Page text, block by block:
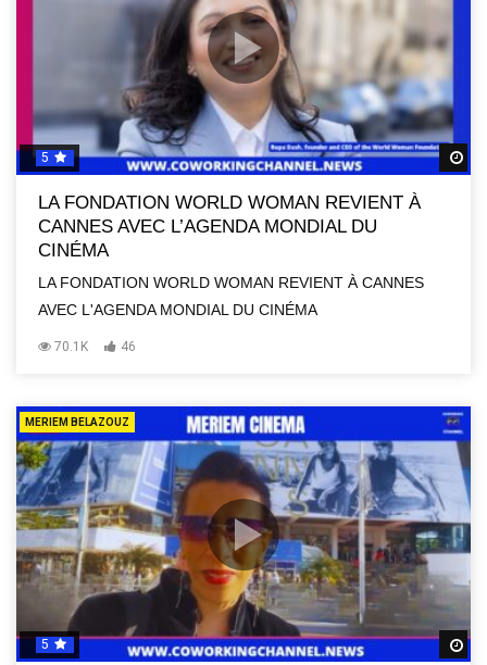
5
LA FONDATION WORLD WOMAN REVIENT À
CANNES AVEC L’AGENDA MONDIAL DU
CINÉMA
LA FONDATION WORLD WOMAN REVIENT À CANNES
AVEC L'AGENDA MONDIAL DU CINÉMA
70.1K 46
MERIEM BELAZOUZ
5